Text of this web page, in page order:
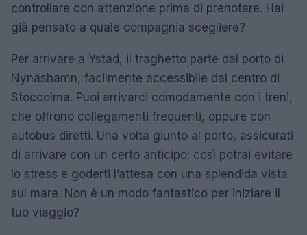
controllare con attenzione prima di prenotare. Hai
già pensato a quale compagnia scegliere?
Per arrivare a Ystad, il traghetto parte dal porto di
Nynäshamn, facilmente accessibile dal centro di
Stoccolma. Puoi arrivarci comodamente con i treni,
che offrono collegamenti frequenti, oppure con
autobus diretti. Una volta giunto al porto, assicurati
di arrivare con un certo anticipo: così potrai evitare
lo stress e goderti l’attesa con una splendida vista
sul mare. Non è un modo fantastico per iniziare il
tuo viaggio?